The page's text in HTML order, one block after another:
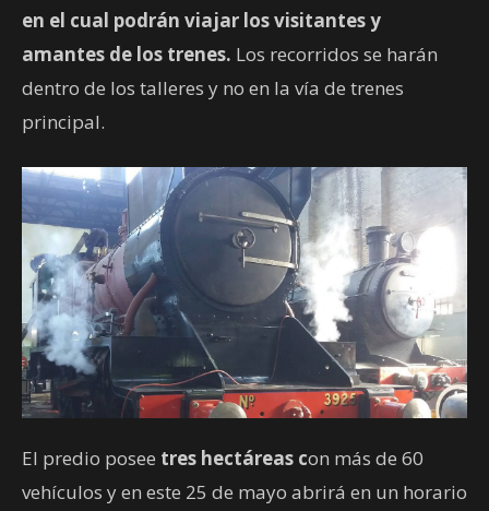
en el cual podrán viajar los visitantes y
amantes de los trenes. Los recorridos se harán
dentro de los talleres y no en la vía de trenes
principal.
El predio posee tres hectáreas con más de 60
vehículos y en este 25 de mayo abrirá en un horario